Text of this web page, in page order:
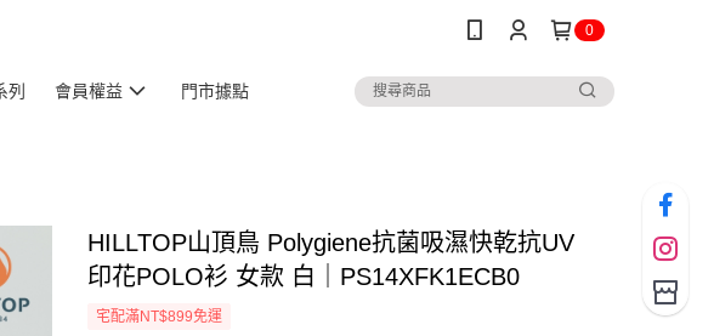
0
列 會員權益 門市據點
HILLTOP山頂鳥 Polygiene抗菌吸濕快乾抗UV
印花POLO衫 女款 白｜PS14XFK1ECB0
宅配滿NT$899免運